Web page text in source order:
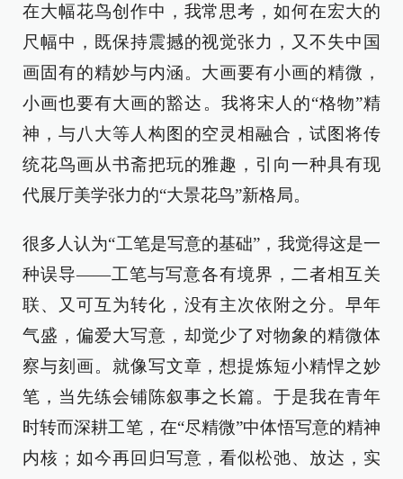
在大幅花鸟创作中，我常思考，如何在宏大的
尺幅中，既保持震撼的视觉张力，又不失中国
画固有的精妙与内涵。大画要有小画的精微，
小画也要有大画的豁达。我将宋人的“格物”精
神，与八大等人构图的空灵相融合，试图将传
统花鸟画从书斋把玩的雅趣，引向一种具有现
代展厅美学张力的“大景花鸟”新格局。
很多人认为“工笔是写意的基础”，我觉得这是一
种误导——工笔与写意各有境界，二者相互关
联、又可互为转化，没有主次依附之分。早年
气盛，偏爱大写意，却觉少了对物象的精微体
察与刻画。就像写文章，想提炼短小精悍之妙
笔，当先练会铺陈叙事之长篇。于是我在青年
时转而深耕工笔，在“尽精微”中体悟写意的精神
内核；如今再回归写意，看似松弛、放达，实